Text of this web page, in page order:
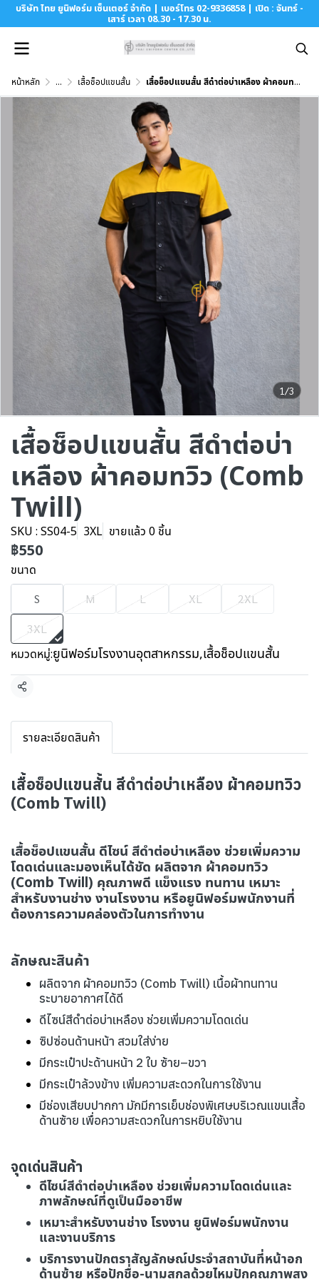
บริษัท ไทย ยูนิฟอร์ม เซ็นเตอร์ จำกัด | เบอร์โทร 02-9336858 | เปิด : จันทร์ -
เสาร์ เวลา 08.30 - 17.30 น.
หน้าหลัก ... เสื้อช็อปแขนสั้น เสื้อช็อปแขนสั้น สีดำต่อบ่าเหลือง ผ้าคอมทวิว (Comb Twill)
1/3
เสื้อช็อปแขนสั้น สีดำต่อบ่า
เหลือง ผ้าคอมทวิว (Comb
Twill)
SKU : SS04-5 3XL ขายแล้ว 0 ชิ้น
฿550
ขนาด
S M L XL
2XL
3XL
หมวดหมู่:ยูนิฟอร์มโรงงานอุตสาหกรรม,เสื้อช็อปแขนสั้น
แชร์
รายละเอียดสินค้า
เสื้อช็อปแขนสั้น สีดำต่อบ่าเหลือง ผ้าคอมทวิว
(Comb Twill)
เสื้อช็อปแขนสั้น ดีไซน์ สีดำต่อบ่าเหลือง ช่วยเพิ่มความ
โดดเด่นและมองเห็นได้ชัด ผลิตจาก ผ้าคอมทวิว
(Comb Twill) คุณภาพดี แข็งแรง ทนทาน เหมาะ
สำหรับงานช่าง งานโรงงาน หรือยูนิฟอร์มพนักงานที่
ต้องการความคล่องตัวในการทำงาน
ลักษณะสินค้า
ผลิตจาก ผ้าคอมทวิว (Comb Twill) เนื้อผ้าทนทาน
ระบายอากาศได้ดี
ดีไซน์สีดำต่อบ่าเหลือง ช่วยเพิ่มความโดดเด่น
ซิปซ่อนด้านหน้า สวมใส่ง่าย
มีกระเป๋าปะด้านหน้า 2 ใบ ซ้าย–ขวา
มีกระเป๋าล้วงข้าง เพิ่มความสะดวกในการใช้งาน
มีช่องเสียบปากกา มักมีการเย็บช่องพิเศษบริเวณแขนเสื้อ
ด้านซ้าย เพื่อความสะดวกในการหยิบใช้งาน
จุดเด่นสินค้า
ดีไซน์สีดำต่อบ่าเหลือง ช่วยเพิ่มความโดดเด่นและ
ภาพลักษณ์ที่ดูเป็นมืออาชีพ
เหมาะสำหรับงานช่าง โรงงาน ยูนิฟอร์มพนักงาน
และงานบริการ
บริการงานปักตราสัญลักษณ์ประจำสถาบันที่หน้าอก
ด้านซ้าย หรือปักชื่อ-นามสกุลด้วยไหมปักคุณภาพสูง